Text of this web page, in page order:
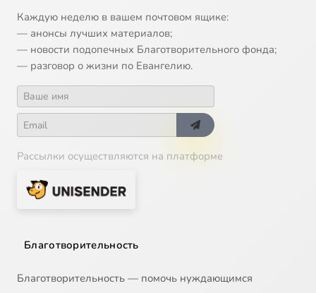
Каждую неделю в вашем почтовом ящике:
— анонсы лучших материалов;
— новости подопечных Благотворительного фонда;
— разговор о жизни по Евангелию.
Рассылки осуществляются на платформе
Благотворительность
Благотворительность — помочь нуждающимся